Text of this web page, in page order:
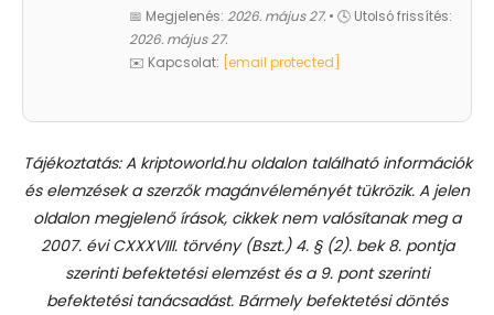
📅 Megjelenés: 2026. május 27. • 🕓 Utolsó frissítés:
2026. május 27.
✉️ Kapcsolat:
[email protected]
Tájékoztatás: A kriptoworld.hu oldalon található információk
és elemzések a szerzők magánvéleményét tükrözik. A jelen
oldalon megjelenő írások, cikkek nem valósítanak meg a
2007. évi CXXXVIII. törvény (Bszt.) 4. § (2). bek 8. pontja
szerinti befektetési elemzést és a 9. pont szerinti
befektetési tanácsadást. Bármely befektetési döntés